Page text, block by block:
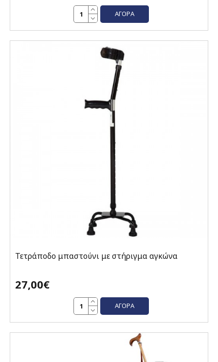
ΑΓΟΡΆ
Τετράποδο μπαστούνι με στήριγμα αγκώνα
27,00€
ΑΓΟΡΆ